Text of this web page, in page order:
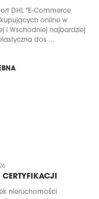
DHL "E-Commerce
kupujących online w
i Wschodniej najbardziej
dos ...
nieruchomości